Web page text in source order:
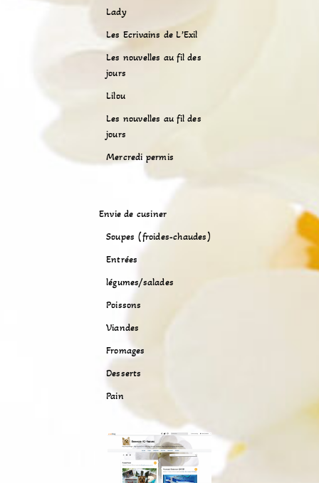
Lady
Les Ecrivains de L’Exil
Les nouvelles au fil des
jours
Lilou
Les nouvelles au fil des
jours
Mercredi permis
Envie de cusiner
Soupes (froides-chaudes)
Entrées
légumes/salades
Poissons
Viandes
Fromages
Desserts
Pain